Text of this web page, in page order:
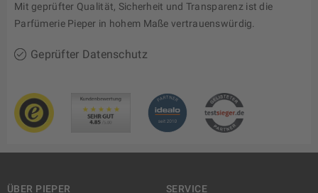
Mit geprüfter Qualität, Sicherheit und Transparenz ist die
Parfümerie Pieper in hohem Maße vertrauenswürdig.
Geprüfter Datenschutz
ÜBER PIEPER
SERVICE